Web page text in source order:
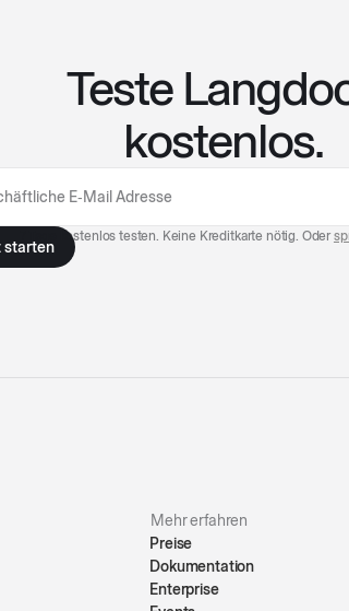
Teste
kostenlos.
7 Tage kostenlos testen. Keine Kreditkarte nötig. Oder
Mehr erfahren
Preise
Dokumentation
Enterprise